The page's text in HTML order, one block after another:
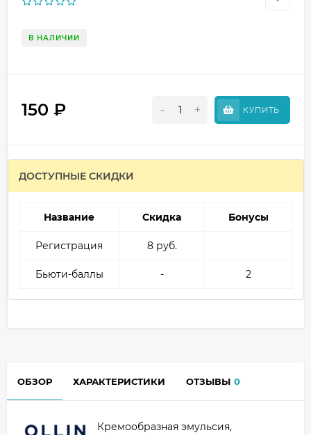
В НАЛИЧИИ
150 ₽ - + КУПИТЬ
ДОСТУПНЫЕ СКИДКИ
Название Скидка Бонусы
Регистрация 8 руб.
Бьюти-баллы - 2
ОБЗОР ХАРАКТЕРИСТИКИ ОТЗЫВЫ 0
Кремообразная эмульсия,